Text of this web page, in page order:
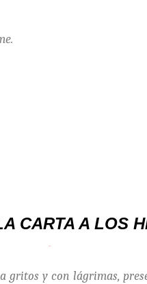
CARTA A LOS
gritos y con lágrimas,